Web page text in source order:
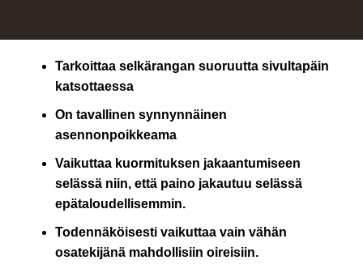
Tarkoittaa selkärangan suoruutta sivultapäin
katsottaessa
On tavallinen synnynnäinen
asennonpoikkeama
Vaikuttaa kuormituksen jakaantumiseen
selässä niin, että paino jakautuu selässä
epätaloudellisemmin.
Todennäköisesti vaikuttaa vain vähän
osatekijänä mahdollisiin oireisiin.